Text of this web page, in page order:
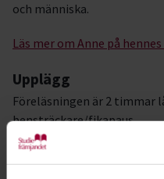
och människa.
Läs mer om Anne på
Upplägg
Föreläsningen är 2 timmar
bensträckare/fikapaus.
Platsbokning sker genom